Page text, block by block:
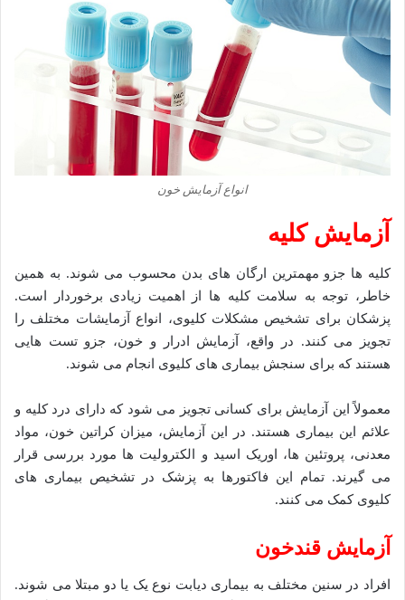
انواع آزمایش خون
آزمایش کلیه
کلیه ها جزو مهمترین ارگان های بدن محسوب می شوند. به همین
خاطر، توجه به سلامت کلیه ها از اهمیت زیادی برخوردار است.
پزشکان برای تشخیص مشکلات کلیوی، انواع آزمایشات مختلف را
تجویز می کنند. در واقع، آزمایش ادرار و خون، جزو تست هایی
هستند که برای سنجش بیماری های کلیوی انجام می شوند.
معمولاً این آزمایش برای کسانی تجویز می شود که دارای درد کلیه و
علائم این بیماری هستند. در این آزمایش، میزان کراتین خون، مواد
معدنی، پروتئین ها، اوریک اسید و الکترولیت ها مورد بررسی قرار
می گیرند. تمام این فاکتورها به پزشک در تشخیص بیماری های
کلیوی کمک می کنند.
آزمایش قندخون
افراد در سنین مختلف به بیماری دیابت نوع یک یا دو مبتلا می شوند.